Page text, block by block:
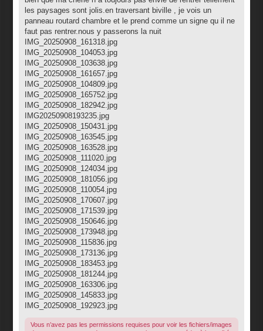
les paysages sont jolis.en traversant biville , je vois un
panneau routard chambre et le prend comme un signe qu il ne
faut pas rentrer.nous y passerons la nuit
IMG_20250908_161318.jpg
IMG_20250908_104053.jpg
IMG_20250908_103638.jpg
IMG_20250908_161657.jpg
IMG_20250908_104809.jpg
IMG_20250908_165752.jpg
IMG_20250908_182942.jpg
IMG20250908193235.jpg
IMG_20250908_150431.jpg
IMG_20250908_163545.jpg
IMG_20250908_163528.jpg
IMG_20250908_111020.jpg
IMG_20250908_124034.jpg
IMG_20250908_181056.jpg
IMG_20250908_110054.jpg
IMG_20250908_170607.jpg
IMG_20250908_171539.jpg
IMG_20250908_150646.jpg
IMG_20250908_173948.jpg
IMG_20250908_115836.jpg
IMG_20250908_173136.jpg
IMG_20250908_183453.jpg
IMG_20250908_181244.jpg
IMG_20250908_163306.jpg
IMG_20250908_145833.jpg
IMG_20250908_192923.jpg
Vous n’avez pas les permissions requises pour voir les fichiers/images